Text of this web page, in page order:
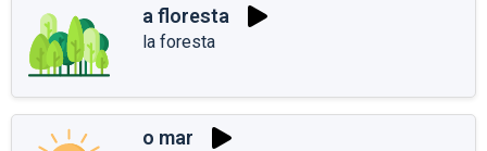
a floresta
la foresta
o mar